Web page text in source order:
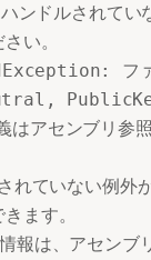
ドルされてい
い。
フ
はアセンブリ
ていない例外
ます。
の情報は、